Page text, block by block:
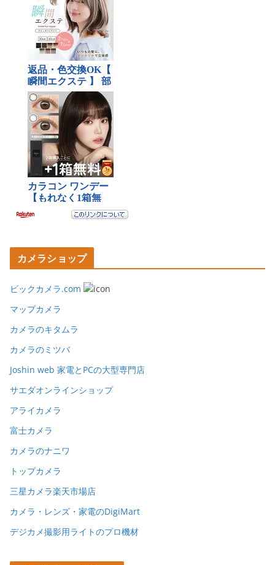
カメラショップ
ビックカメラ.com
マップカメラ
カメラのキタムラ
カメラのミツバ
Joshin web 家電とPCの大型専門店
サエダオンラインショップ
アライカメラ
富士カメラ
カメラのナニワ
トップカメラ
三星カメラ楽天市場店
カメラ・レンズ・家電のDigiMart
デジカメ撮影用ライトのプロ機材